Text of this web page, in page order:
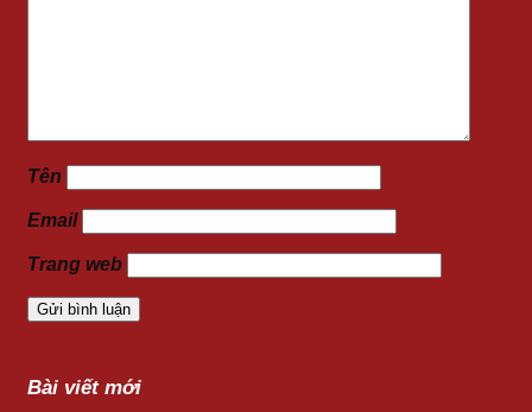
Tên
Email
Trang web
Bài viết mới